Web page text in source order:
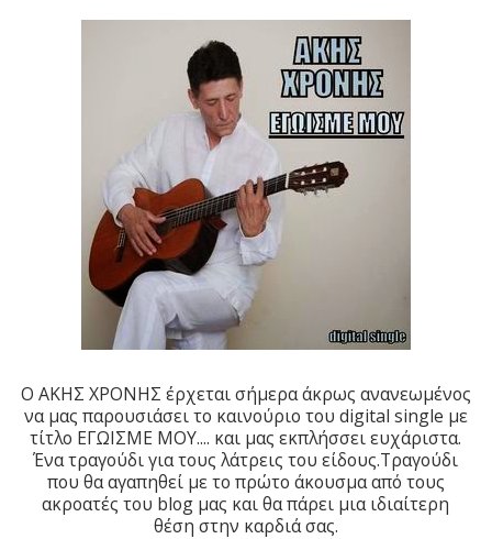
Ο ΑΚΗΣ ΧΡΟΝΗΣ έρχεται σήμερα άκρως ανανεωμένος
να μας παρουσιάσει το καινούριο του digital single με
τίτλο ΕΓΩΙΣΜΕ ΜΟΥ.... και μας εκπλήσσει ευχάριστα.
Ένα τραγούδι για τους λάτρεις του είδους.Τραγούδι
που θα αγαπηθεί με το πρώτο άκουσμα από τους
ακροατές του blog μας και θα πάρει μια ιδιαίτερη
θέση στην καρδιά σας.